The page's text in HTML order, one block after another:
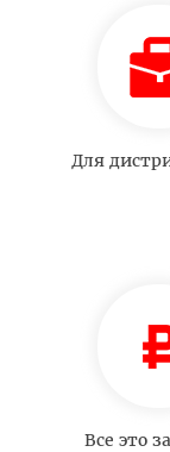
Для
Все это за